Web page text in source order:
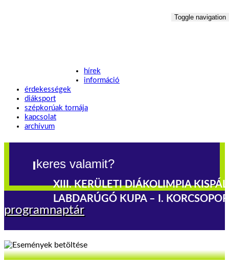
Toggle navigation
érdekességek
diáksport
szépkorúak tornája
kapcsolat
archívum
programnaptár
XIII. KERÜLETI DIÁKOLIMPIA
LABDARÚGÓ KUPA – I.